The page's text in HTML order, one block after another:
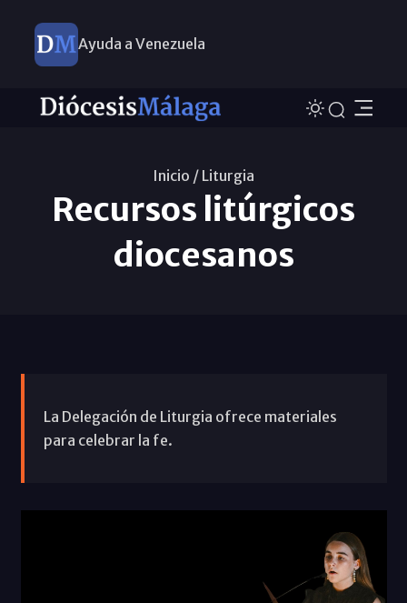
Ayuda a Venezuela
Inicio / Liturgia
Recursos litúrgicos
diocesanos
La Delegación de Liturgia ofrece materiales
para celebrar la fe.